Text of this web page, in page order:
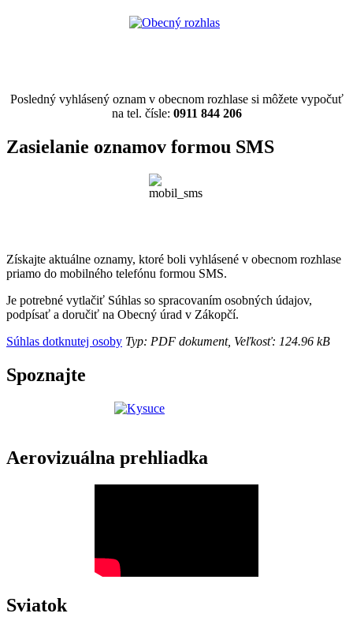
Posledný vyhlásený oznam v obecnom rozhlase si môžete vypočuť
na tel. čísle: 0911 844 206
Zasielanie oznamov formou SMS
Získajte aktuálne oznamy, ktoré boli vyhlásené v obecnom rozhlase
priamo do mobilného telefónu formou SMS.
Je potrebné vytlačiť Súhlas so spracovaním osobných údajov,
podpísať a doručiť na Obecný úrad v Zákopčí.
Súhlas dotknutej osoby Typ: PDF dokument, Veľkosť: 124.96 kB
Spoznajte
Aerovizuálna prehliadka
Sviatok